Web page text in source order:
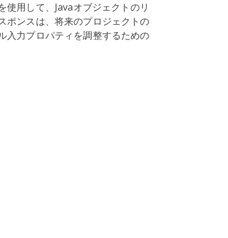
用して、Javaオブジェクトのリ
ポンスは、将来のプロジェクトの
入力プロパティを調整するための